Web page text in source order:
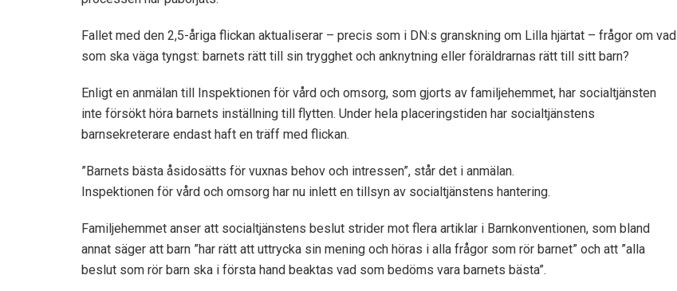
Fallet med den 2,5-åriga flickan aktualiserar – precis som i DN:s granskning om Lilla hjärtat – frågor om vad
som ska väga tyngst: barnets rätt till sin trygghet och anknytning eller föräldrarnas rätt till sitt barn?
Enligt en anmälan till Inspektionen för vård och omsorg, som gjorts av familjehemmet, har socialtjänsten
inte försökt höra barnets inställning till flytten. Under hela placeringstiden har socialtjänstens
barnsekreterare endast haft en träff med flickan.
”Barnets bästa åsidosätts för vuxnas behov och intressen”, står det i anmälan.
Inspektionen för vård och omsorg har nu inlett en tillsyn av socialtjänstens hantering.
Familjehemmet anser att socialtjänstens beslut strider mot flera artiklar i Barnkonventionen, som bland
annat säger att barn ”har rätt att uttrycka sin mening och höras i alla frågor som rör barnet” och att ”alla
beslut som rör barn ska i första hand beaktas vad som bedöms vara barnets bästa”.